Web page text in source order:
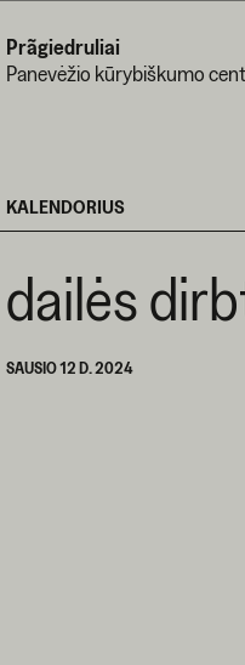
Prãgiedruliai
Panevėžio kūrybiškumo
KALENDORIUS
dailės
SAUSIO 12 D. 2024